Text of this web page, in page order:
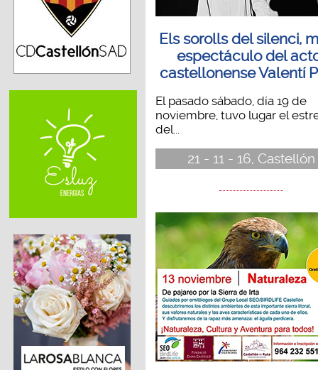
Els sorolls del silenci,
espectáculo del
castellonense Valentí
El pasado sábado, día 19 de
noviembre, tuvo lugar el
del...
21 - 11 - 16, Castellón